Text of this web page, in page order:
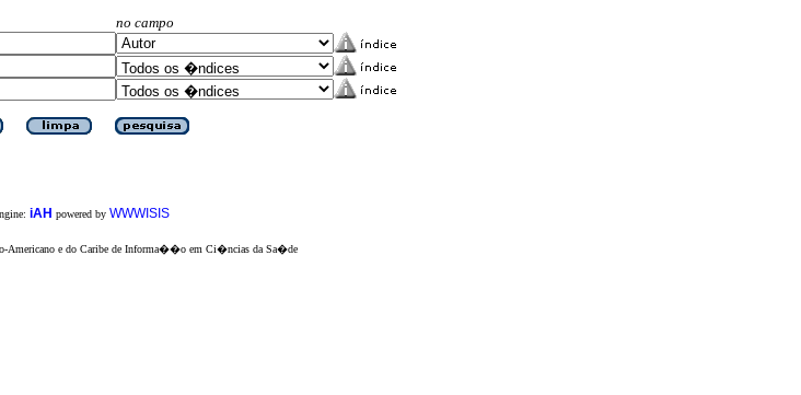
no campo
iAH powered by WWWISIS
Americano e do Caribe de Informa��o em Ci�ncias da Sa�de